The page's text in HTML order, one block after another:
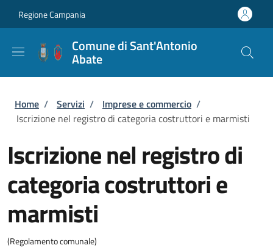
Regione Campania
Comune di Sant'Antonio
Abate
Briciole di pane
Home / Servizi / Imprese e commercio /
Iscrizione nel registro di categoria costruttori e marmisti
Iscrizione nel registro di
categoria costruttori e
marmisti
(Regolamento comunale)